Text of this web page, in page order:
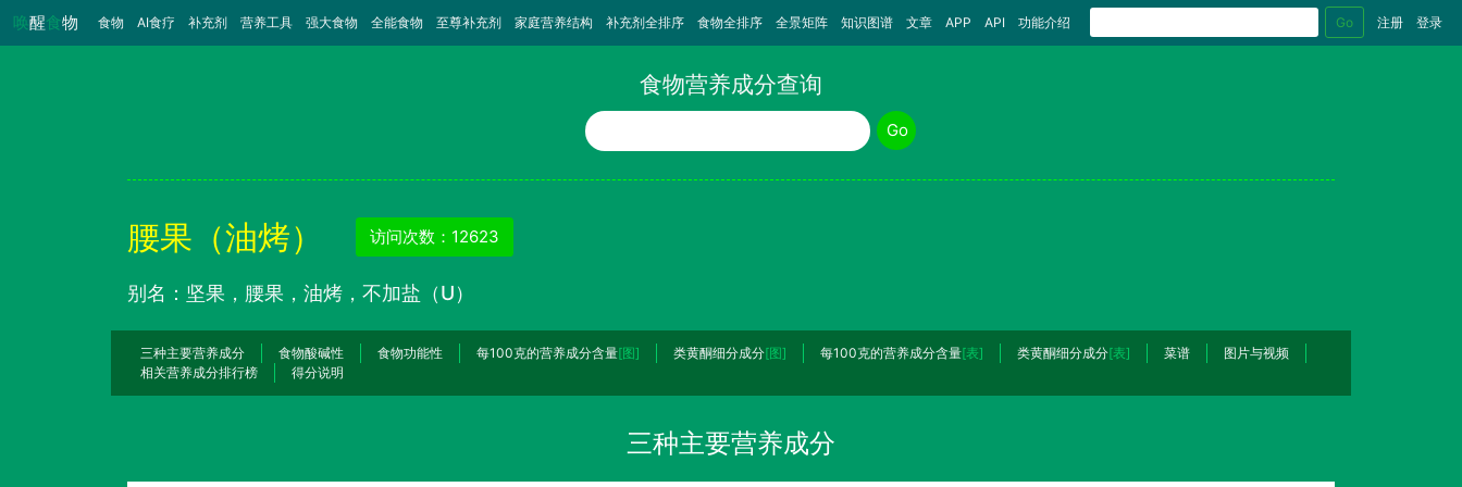
唤醒食物 食物 （当前）
AI食疗 补充剂 营养工具 强大食物 全能食物 至尊补充剂 家庭营养结构 补充剂全排序 食物全排序 全景矩阵 知识图谱 文章 APP API 功能介绍 Go 注册 登录
食物营养成分查询
食物名称
Go
腰果（油烤） 访问次数：12623
别名：坚果，腰果，油烤，不加盐（U）
三种主要营养成分 食物酸碱性 食物功能性 每100克的营养成分含量[图] 类黄酮细分成分[图] 每100克的营养成分含量[表] 类黄酮细分成分[表] 菜谱
图片与视频
相关营养成分排行榜
得分说明
三种主要营养成分